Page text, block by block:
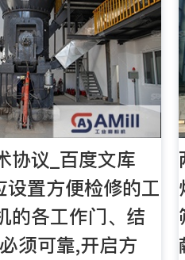
协议_百度文库
置方便检修的工
的各工作门、结
须可靠,开启方